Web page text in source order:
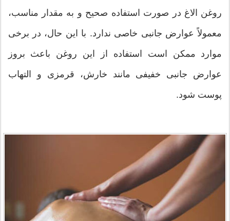
روغن الاغ در صورت استفاده صحیح و به مقدار مناسب،
معمولاً عوارض جانبی خاصی ندارد. با این حال، در برخی
موارد ممکن است استفاده از این روغن باعث بروز
عوارض جانبی خفیفی مانند خارش، قرمزی و التهاب
پوست شود.